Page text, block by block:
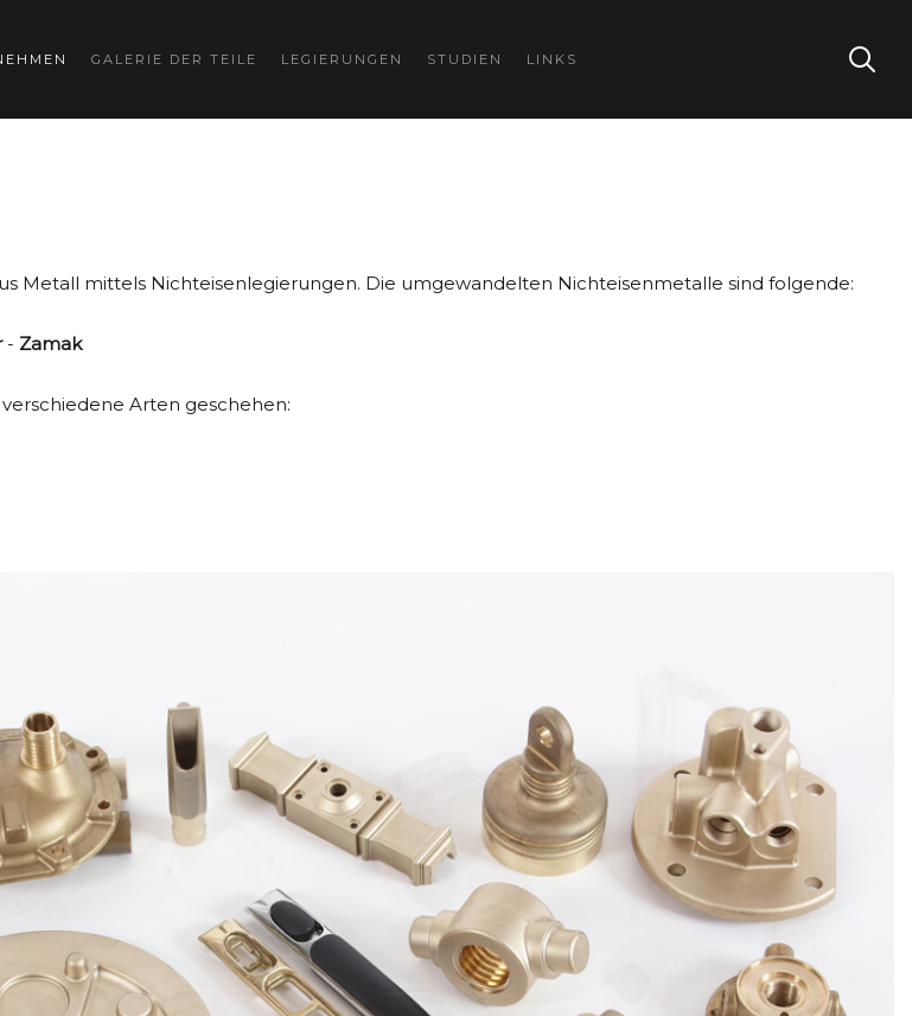
GALERIE DER TEILE LEGIERUNGEN STUDIEN LINKS
Metall mittels Nichteisenlegierungen. Die umgewandelten Nichteisenmetalle sind folgende:
- Zamak
Arten geschehen: